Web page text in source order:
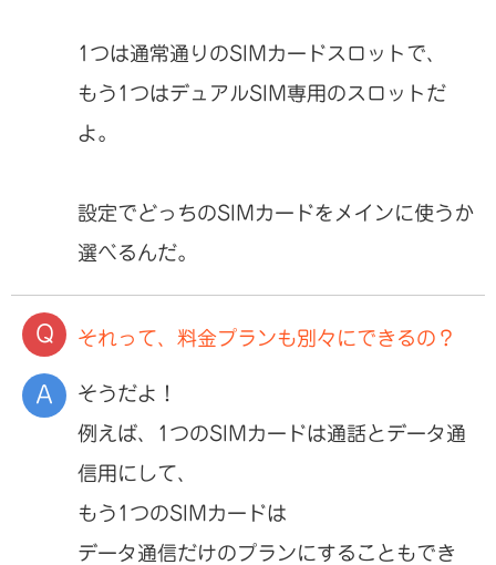
1つは通常通りのSIMカードスロットで、
もう1つはデュアルSIM専用のスロットだ
よ。
設定でどっちのSIMカードをメインに使うか
選べるんだ。
それって、料金プランも別々にできるの？
そうだよ！
例えば、1つのSIMカードは通話とデータ通
信用にして、
もう1つのSIMカードは
データ通信だけのプランにすることもでき